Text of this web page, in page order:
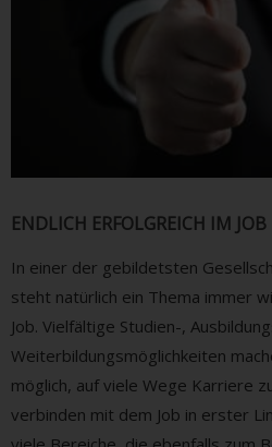
ENDLICH ERFOLGREICH IM JOB
In einer der gebildetsten
steht natürlich ein Thema immer
Job. Vielfältige Studien-,
Weiterbildungsmöglichkeiten
möglich, auf viele Wege Karriere
verbinden mit dem Job in erster